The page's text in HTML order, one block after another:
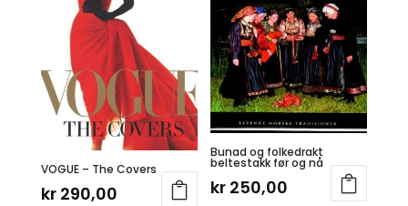
VOGUE – The Covers
kr290,00
Bunad og folkedrakt
beltestakk før og nå
kr 250,00